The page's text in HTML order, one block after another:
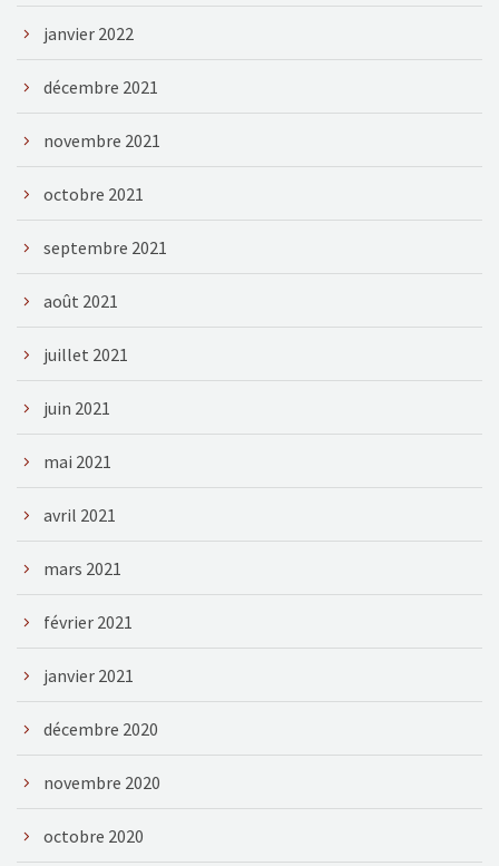
janvier 2022
décembre 2021
novembre 2021
octobre 2021
septembre 2021
août 2021
juillet 2021
juin 2021
mai 2021
avril 2021
mars 2021
février 2021
janvier 2021
décembre 2020
novembre 2020
octobre 2020